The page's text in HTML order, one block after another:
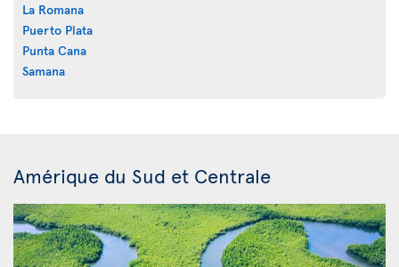
La Romana
Puerto Plata
Punta Cana
Samana
Amérique du Sud et Centrale